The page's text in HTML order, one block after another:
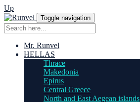
Up
Toggle navigation
Mr. Runvel
HELLAS
Thrace
Makedonia
Epirus
Central Greece
North and East Aegean islands